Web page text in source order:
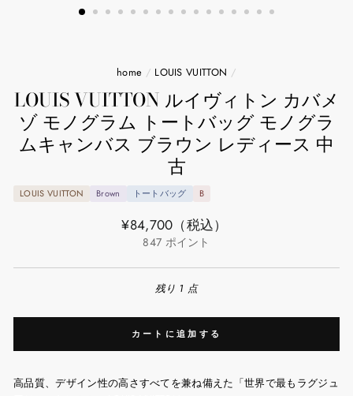
home / LOUIS VUITTON /
LOUIS VUITTON ルイヴィトン カバメ
ゾ モノグラム トートバッグ モノグラ
ムキャンバス ブラウン レディース 中
古
LOUIS VUITTON Brown トートバッグ B
通
¥84,700 （税込）
847 ポイント
残り 1 点
カートに追加する
高品質、デザイン性の高さすべてを兼ね備えた「世界で最もラグジュ